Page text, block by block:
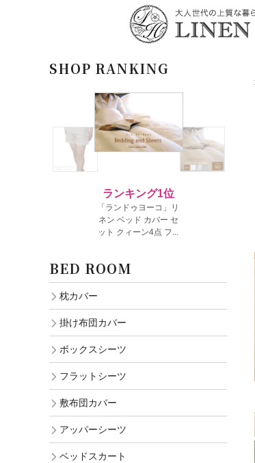
SHOP RANKING
BED ROOM
枕カバー
掛け布団カバー
ボックスシーツ
フラットシーツ
敷布団カバー
アッパーシーツ
ベッドスカート